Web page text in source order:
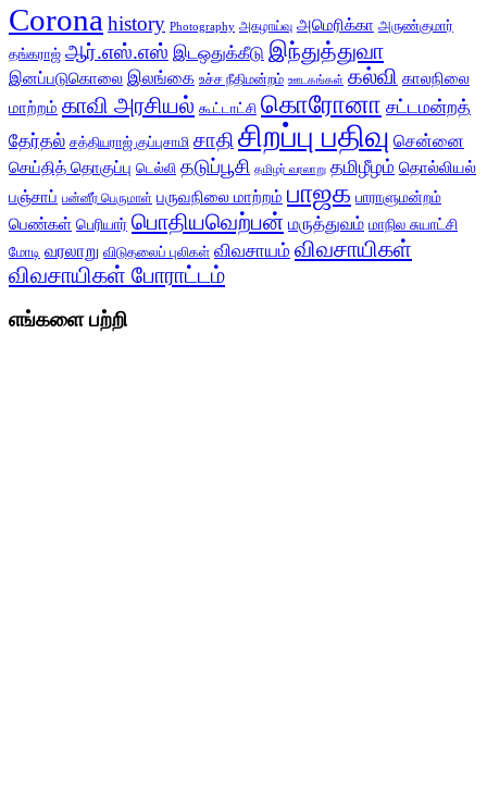
Corona history Photography அகழாய்வு அமெரிக்கா அருண்குமார்
தங்கராஜ் ஆர்.எஸ்.எஸ் இடஒதுக்கீடு இந்துத்துவா
இனப்படுகொலை இலங்கை உச்ச நீதிமன்றம் ஊடகங்கள் கல்வி காலநிலை
மாற்றம் காவி அரசியல் கூட்டாட்சி கொரோனா சட்டமன்றத்
தேர்தல் சத்தியராஜ் குப்புசாமி சாதிசிறப்பு பதிவு சென்னை
செய்தித் தொகுப்பு டெல்லி தடுப்பூசி தமிழர் வரலாறு தமிழீழம் தொல்லியல்
பஞ்சாப் பன்னீர் பெருமாள் பருவநிலை மாற்றம் பாஜக பாராளுமன்றம்
பெண்கள் பெரியார் பொதியவெற்பன் மருத்துவம் மாநில சுயாட்சி
மோடி வரலாறு விடுதலைப் புலிகள் விவசாயம் விவசாயிகள்
விவசாயிகள் போராட்டம்
எங்களை பற்றி